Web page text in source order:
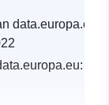
data.europa.eu: